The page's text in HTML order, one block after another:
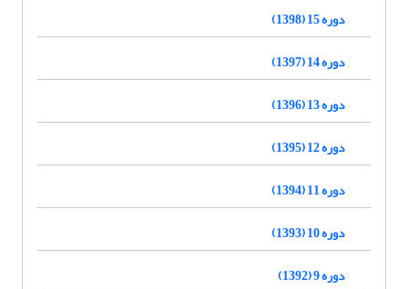
دوره 15 (1398)
دوره 14 (1397)
دوره 13 (1396)
دوره 12 (1395)
دوره 11 (1394)
دوره 10 (1393)
دوره 9 (1392)